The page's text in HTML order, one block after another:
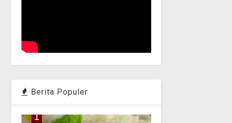
Berita Populer
1